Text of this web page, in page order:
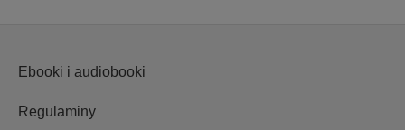
Ebooki i audiobooki
Regulaminy